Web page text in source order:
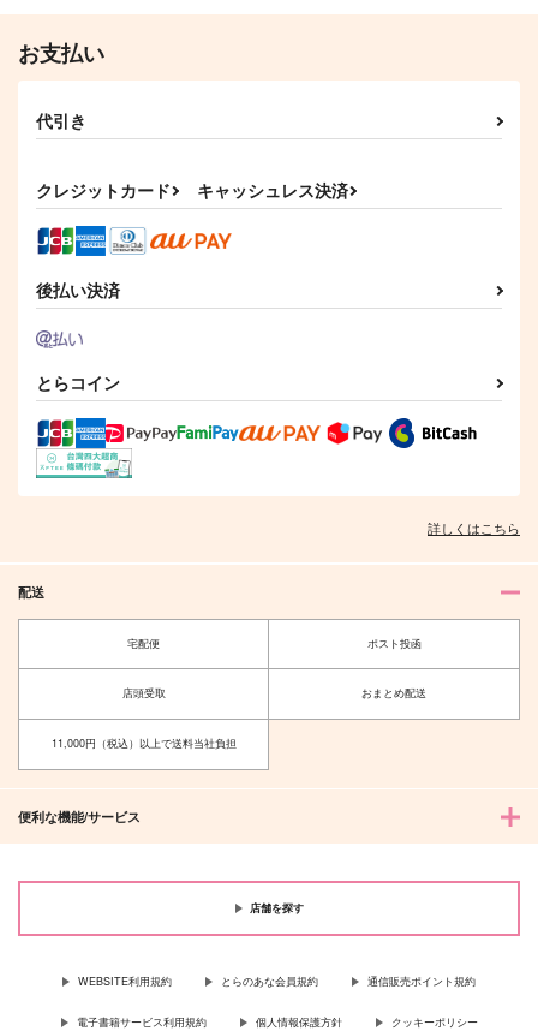
お支払い
代引き
クレジットカード キャッシュレス決済
後払い決済
とらコイン
詳しくはこちら
配送
宅配便 ポスト投函
店頭受取 おまとめ配送
11,000円（税込）以上で送料当社負担
便利な機能/サービス
店舗を探す
WEBSITE利用規約 とらのあな会員規約 通信販売ポイント規約
電子書籍サービス利用規約 個人情報保護方針 クッキーポリシー